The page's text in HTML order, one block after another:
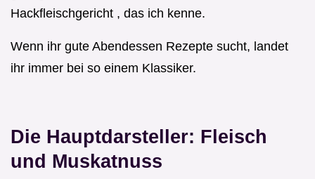
Hackfleischgericht , das ich kenne.
Wenn ihr gute Abendessen Rezepte sucht, landet
ihr immer bei so einem Klassiker.
Die Hauptdarsteller: Fleisch
und Muskatnuss